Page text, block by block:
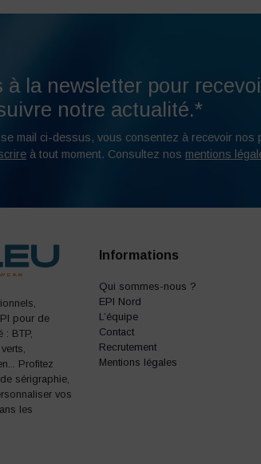
à la newsletter pour
notre actualité.*
mail ci-dessus, vous consentez à recevoir nos
à tout moment. Consultez nos mentions
pour de
: BTP,
Profitez
sérigraphie,
vos
les
Informations
Qui sommes-nous ?
EPI Nord
L’équipe
Contact
Recrutement
Mentions légales